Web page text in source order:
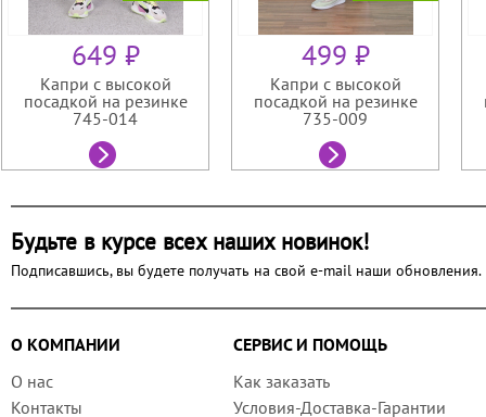
649 ₽
Капри с высокой
посадкой на резинке
745-014
499 ₽
Капри с высокой
посадкой на резинке
735-009
Будьте в курсе всех наших новинок!
Подписавшись, вы будете получать на свой e-mail наши обновления.
О КОМПАНИИ
СЕРВИС И ПОМОЩЬ
О нас
Контакты
Как заказать
Условия-Доставка-Гарантии